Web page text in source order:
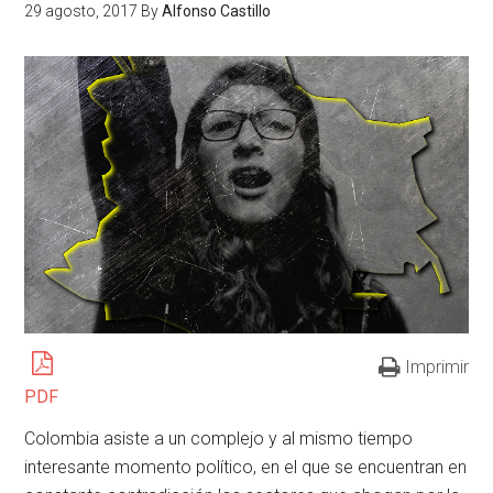
29 agosto, 2017 ByAlfonso Castillo
PDF
Imprimir
Colombia asiste a un complejo y al mismo tiempo
interesante momento político, en el que se encuentran en